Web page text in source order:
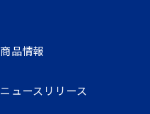
商品情報
ニュースリリース